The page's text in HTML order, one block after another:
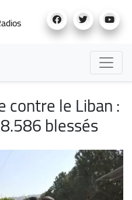
au
contre le Liban :
blessés